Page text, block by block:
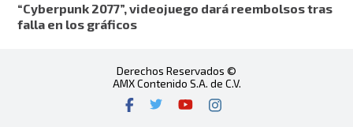
“Cyberpunk 2077”, videojuego dará reembolsos tras
falla en los gráficos
Derechos Reservados ©
AMX Contenido S.A. de C.V.